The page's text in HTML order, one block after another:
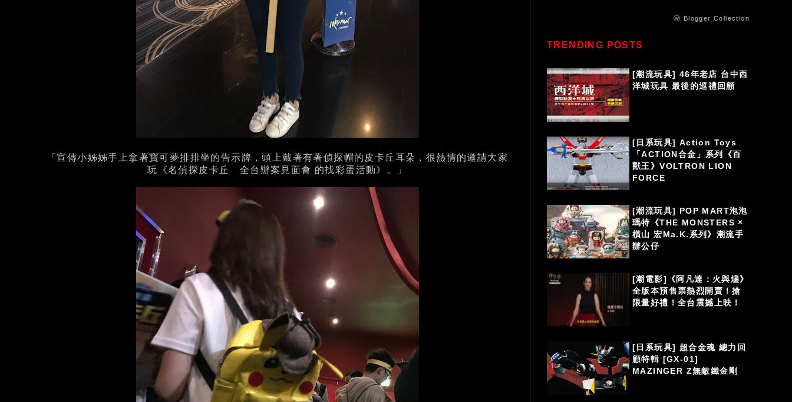
「宣傳小姊姊手上拿著寶可夢排排坐的告示牌，頭上戴著有著偵探帽的皮卡丘耳朵，很熱情的邀請大家
玩《名偵探皮卡丘 全台辦案見面會 的找彩蛋活動》。」
ⓦ Blogger Collection
TRENDING POSTS
[潮流玩具] 46年老店 台中西
洋城玩具 最後的巡禮回顧
[日系玩具] Action Toys
「ACTION合金」系列《百
獸王》VOLTRON LION
FORCE
[潮流玩具] POP MART泡泡
瑪特《THE MONSTERS ×
橫山 宏Ma.K.系列》潮流手
辦公仔
[潮電影]《阿凡達：火與燼》
全版本預售票熱烈開賣！搶
限量好禮！全台震撼上映！
[日系玩具] 超合金魂 總力回
顧特輯 [GX-01]
MAZINGER Z無敵鐵金剛